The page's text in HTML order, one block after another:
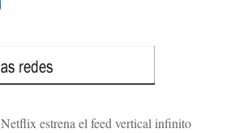
Netflix estrena el feed vertical infinito